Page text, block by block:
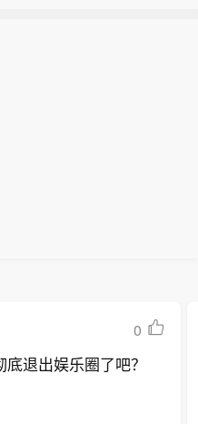
0
退出娱乐圈了吧？